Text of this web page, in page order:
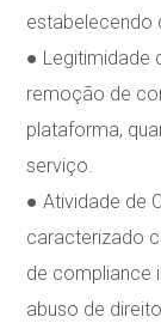
estabelecendo
● Legitimidade
remoção de
plataforma,
serviço.
● Atividade de
caracterizado
de compliance
abuso de